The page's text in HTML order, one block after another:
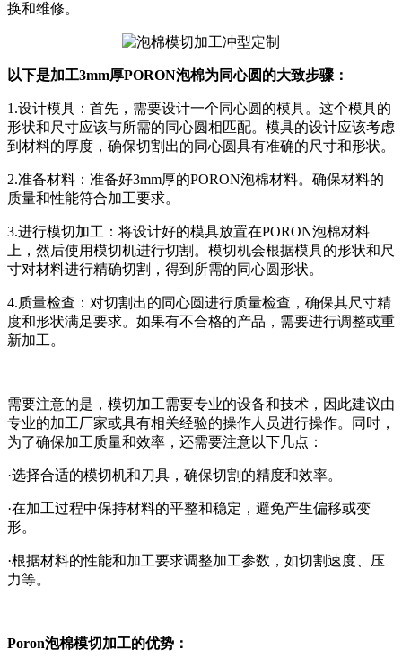
换和维修。
以下是加工3mm厚PORON泡棉为同心圆的大致步骤：
1.设计模具：首先，需要设计一个同心圆的模具。这个模具的
形状和尺寸应该与所需的同心圆相匹配。模具的设计应该考虑
到材料的厚度，确保切割出的同心圆具有准确的尺寸和形状。
2.准备材料：准备好3mm厚的PORON泡棉材料。确保材料的
质量和性能符合加工要求。
3.进行模切加工：将设计好的模具放置在PORON泡棉材料
上，然后使用模切机进行切割。模切机会根据模具的形状和尺
寸对材料进行精确切割，得到所需的同心圆形状。
4.质量检查：对切割出的同心圆进行质量检查，确保其尺寸精
度和形状满足要求。如果有不合格的产品，需要进行调整或重
新加工。
需要注意的是，模切加工需要专业的设备和技术，因此建议由
专业的加工厂家或具有相关经验的操作人员进行操作。同时，
为了确保加工质量和效率，还需要注意以下几点：
·选择合适的模切机和刀具，确保切割的精度和效率。
·在加工过程中保持材料的平整和稳定，避免产生偏移或变
形。
·根据材料的性能和加工要求调整加工参数，如切割速度、压
力等。
Poron泡棉模切加工的优势：